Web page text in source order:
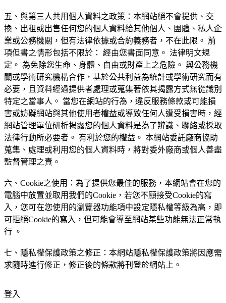
五、與第三人共用個人資料之政策：本網站絕不會提供、交
換、出租或出售任何您的個人資料給其他個人、團體、私人企
業或公務機關，但有法律依據或合約義務者，不在此限。 前
項但書之情形包括不限於： 經由您書面同意。 法律明文規
定。 為免除您生命、身體、自由或財產上之危險。 與公務機
關或學術研究機構合作，基於公共利益為統計或學術研究而有
必要，且資料經過提供者處理或蒐集著依其揭露方式無從識別
特定之當事人。 當您在網站的行為，違反服務條款或可能損
害或妨礙網站與其他使用者權益或導致任何人遭受損害時，經
網站管理單位研析揭露您的個人資料是為了辨識、聯絡或採取
法律行動所必要者。 有利於您的權益。 本網站委託廠商協助
蒐集、處理或利用您的個人資料時，將對委外廠商或個人善盡
監督管理之責。
六、Cookie之使用：為了提供您最佳的服務，本網站會在您的
電腦中放置並取用我們的Cookie，若您不願接受Cookie的寫
入，您可在您使用的瀏覽器功能項中設定隱私權等級為高，即
可拒絕Cookie的寫入，但可能會導至網站某些功能無法正常執
行 。
七、隱私權保護政策之修正：本網站隱私權保護政策將因應需
求隨時進行修正，修正後的條款將刊登於網站上。
登入